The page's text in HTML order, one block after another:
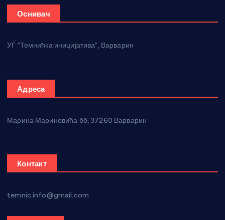
Оснивач
УГ “Темнићка иницијатива”, Варварин
Адреса
Марина Мариновића бб, 37260 Варварин
Контакт
temnic.info@gmail.com